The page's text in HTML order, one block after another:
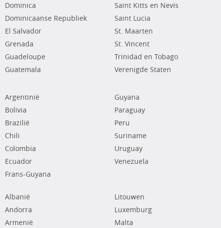
Dominica
Dominicaanse Republiek
El Salvador
Grenada
Guadeloupe
Guatemala
Saint Kitts en Nevis
Saint Lucia
St. Maarten
St. Vincent
Trinidad en Tobago
Verenigde Staten
Argentinië
Bolivia
Brazilië
Chili
Colombia
Ecuador
Frans-Guyana
Guyana
Paraguay
Peru
Suriname
Uruguay
Venezuela
Albanië
Andorra
Armenië
Litouwen
Luxemburg
Malta